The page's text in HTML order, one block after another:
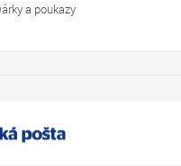
a poukazy